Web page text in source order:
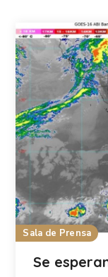
Sala de Prensa
Se